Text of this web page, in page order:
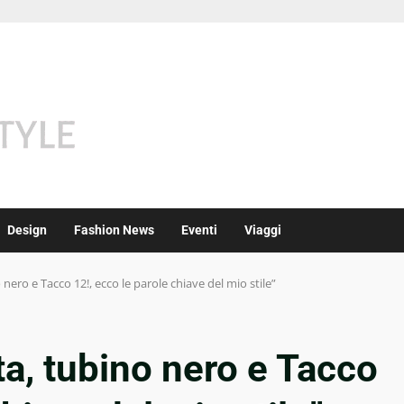
Design Fashion News Eventi Viaggi
e Tacco 12!, ecco le parole chiave del mio stile”
tubino nero e Tacco